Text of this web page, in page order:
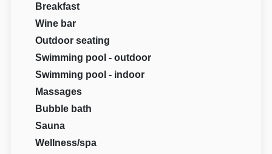
Breakfast
Wine bar
Outdoor seating
Swimming pool - outdoor
Swimming pool - indoor
Massages
Bubble bath
Sauna
Wellness/spa